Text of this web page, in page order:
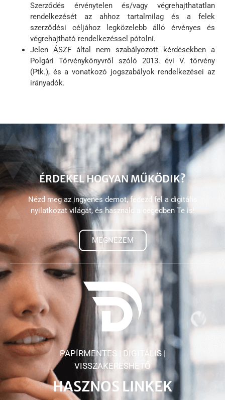
Szerződés érvénytelen és/vagy végrehajthatatlan
rendelkezését az ahhoz tartalmilag és a felek
szerződési céljához legközelebb álló érvényes és
végrehajtható rendelkezéssel pótolni.
Jelen ÁSZF által nem szabályozott kérdésekben a
Polgári Törvénykönyvről szóló 2013. évi V. törvény
(Ptk.), és a vonatkozó jogszabályok rendelkezései az
irányadók.
ÉRDEKEL HOGYAN MŰKÖDIK?
Nézd meg az ingyenes demot, fedezd fel a digitális
nyilatkozat világát, és használd a cégedben Te is!
MEGNÉZEM
PAPÍRMENTES | DIGITÁLIS |
VISSZAKERESHETŐ
HASZNOS LINKEK